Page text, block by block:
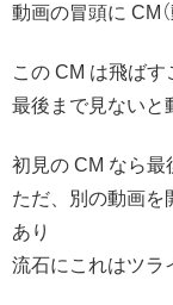
動画の冒頭に CM
この CM は飛ばす
最後まで見ないと
初見の CM なら最
ただ、別の動画を
あり
流石にこれはツラ